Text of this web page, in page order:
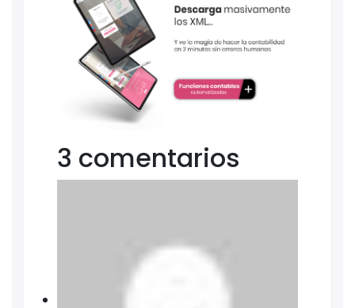
3 comentarios